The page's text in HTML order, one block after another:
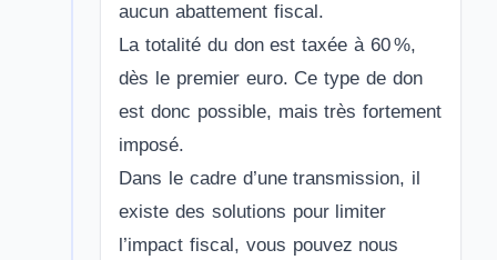
aucun abattement fiscal.
La totalité du don est taxée à 60 %,
dès le premier euro. Ce type de don
est donc possible, mais très fortement
imposé.
Dans le cadre d’une transmission, il
existe des solutions pour limiter
l’impact fiscal, vous pouvez nous